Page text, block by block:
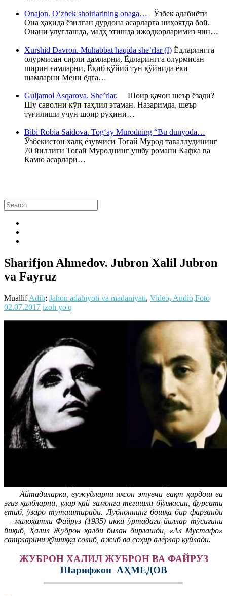
Onajon. O’zbek shoirlarining onaga… Ўзбек адабиёти
Она ҳақида ёзилган дурдона асарларга ниҳоятда бой.
Онани улуғлашда, мадҳ этишда ижодкорларимиз чин…
Xurshid Davron. Muhabbat haqida she’rlar (I) Ёдларингга
олурмисан сирли дамларни, Ёдларингга олурмисан
ширин ғамларни, Ёқиб қўйиб тун қўйнида ёки
шамларни Мени ёдга…
Guljamol Asqarova. She’rlar. Шоир қачон шеър ёзади?
Шу саволни кўп таҳлил этаман. Назаримда, шеър
туғилиши учун шоир руҳини…
Bibi Robia Saidova. Tog‘ay Murodning “Bu dunyoda…
Ўзбекистон халқ ёзувчиси Тоғай Мурод таваллудининг
70 йиллиги Тоғай Муроднинг ушбу романи Кафка ва
Камю асарлари…
Sharifjon Ahmedov. Jubron Xalil Jubron
va Fayruz
MuallifAdib: Jahon adabiyoti va madaniyati, Video, Audio,Foto
02.07.2017 izoh yo'q
Айтадиларки, вужудларни яксон этувчи вақт қардош ва
эгиз қалбларни, улар қай замонга тегишли бўлмасин, фурсати
етиб, ўзаро туташтиради. Лубноннинг бошқа бир фарзанди
— малоҳатли Файруз (1935) икки ўртадаги йиллар тўсиғини
йиқиб, Ҳалил Жуброн қалби билан бирлашди, «Ал Мустафо»
сатрларини қўшиққа солиб, ажиб ва соҳир алёрлар куйлади.
ЖУБРОН ХАЛИЛ ЖУБРОН ВА ФАЙРУЗ
Шарифжон АҲМЕДОВ